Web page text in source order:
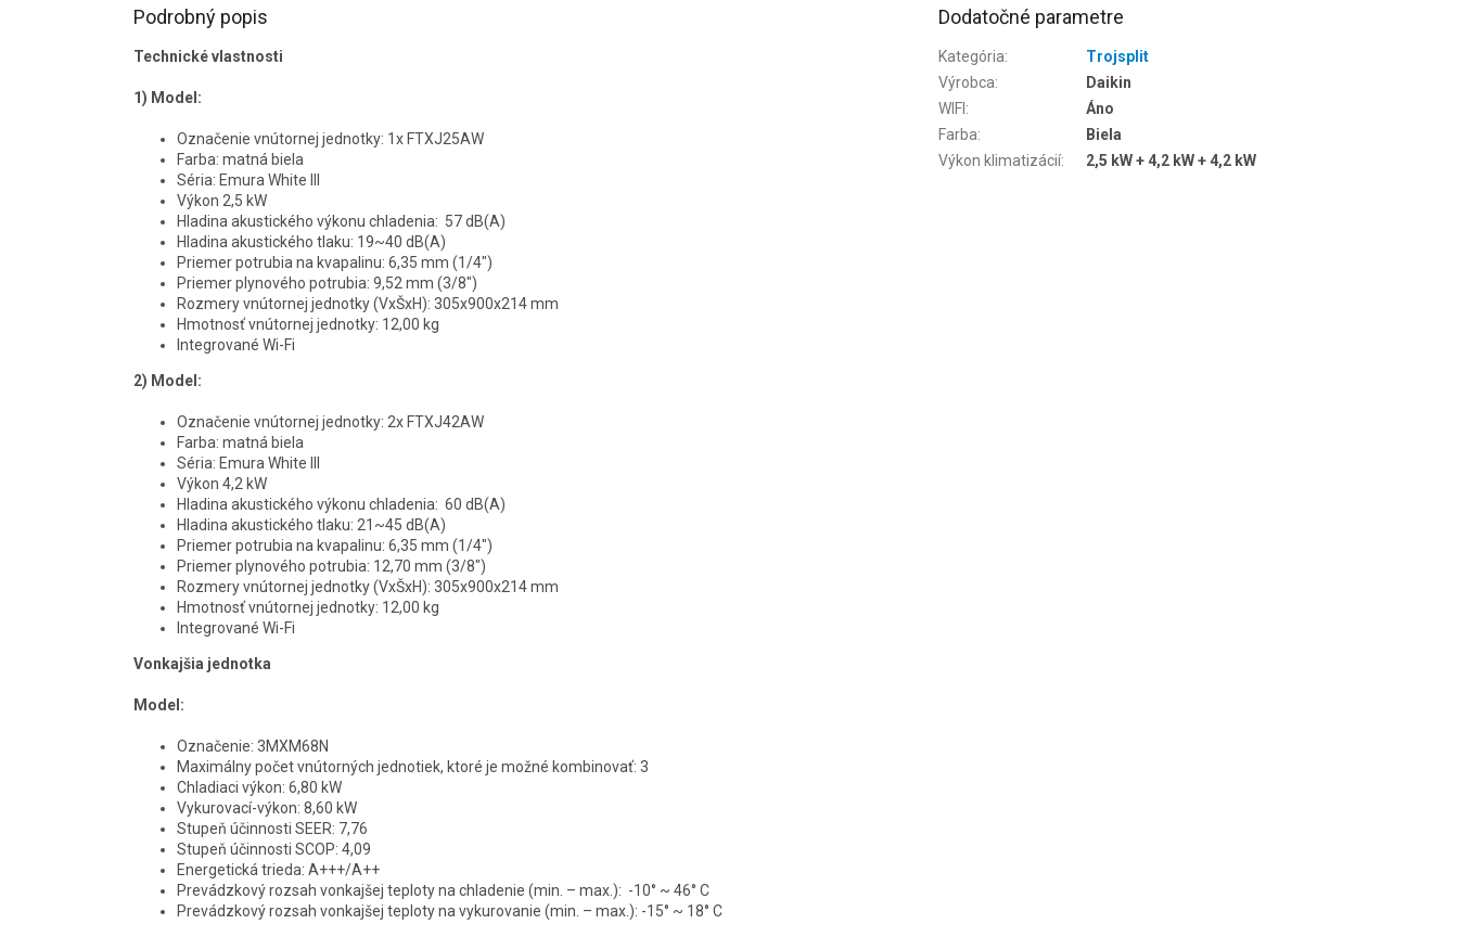
Podrobný popis
Technické vlastnosti
1) Model:
Označenie vnútornej jednotky: 1x FTXJ25AW
Farba: matná biela
Séria: Emura White III
Výkon 2,5 kW
Hladina akustického výkonu chladenia: 57 dB(A)
Hladina akustického tlaku: 19~40 dB(A)
Priemer potrubia na kvapalinu: 6,35 mm (1/4")
Priemer plynového potrubia: 9,52 mm (3/8")
Rozmery vnútornej jednotky (VxŠxH): 305x900x214 mm
Hmotnosť vnútornej jednotky: 12,00 kg
Integrované Wi-Fi
2) Model:
Označenie vnútornej jednotky: 2x FTXJ42AW
Farba: matná biela
Séria: Emura White III
Výkon 4,2 kW
Hladina akustického výkonu chladenia: 60 dB(A)
Hladina akustického tlaku: 21~45 dB(A)
Priemer potrubia na kvapalinu: 6,35 mm (1/4")
Priemer plynového potrubia: 12,70 mm (3/8")
Rozmery vnútornej jednotky (VxŠxH): 305x900x214 mm
Hmotnosť vnútornej jednotky: 12,00 kg
Integrované Wi-Fi
Vonkajšia jednotka
Model:
Označenie: 3MXM68N
Maximálny počet vnútorných jednotiek, ktoré je možné kombinovať: 3
Chladiaci výkon: 6,80 kW
Vykurovací-výkon: 8,60 kW
Stupeň účinnosti SEER: 7,76
Stupeň účinnosti SCOP: 4,09
Energetická trieda: A+++/A++
Prevádzkový rozsah vonkajšej teploty na chladenie (min. – max.): -10° ~ 46° C
Prevádzkový rozsah vonkajšej teploty na vykurovanie (min. – max.): -15° ~ 18° C
Dodatočné parametre
Kategória:
Trojsplit
Výrobca:
Daikin
WIFI :
Áno
Farba:
Biela
Výkon klimatizácií: 2,5 kW + 4,2 kW + 4,2 kW